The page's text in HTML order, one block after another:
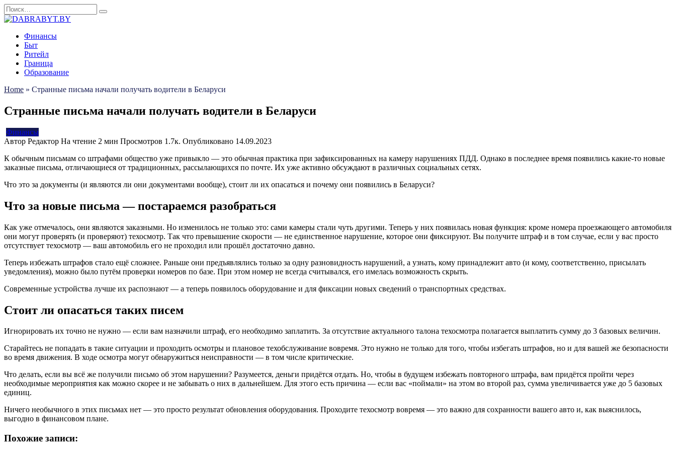
Перейти
к
Search
for:
Финансы
Быт
Ритейл
Граница
Образование
Home » Странные письма начали получать водители в Беларуси
Странные письма начали получать водители в Беларуси
Финансы
Автор Редактор На чтение 2 мин Просмотров 1.7к. Опубликовано 14.09.2023
К обычным письмам со штрафами общество уже привыкло — это обычная практика при зафиксированных на камеру нарушениях ПДД. Однако в последнее время появились какие-то новые
заказные письма, отличающиеся от традиционных, рассылающихся по почте. Их уже активно обсуждают в различных социальных сетях.
Что это за документы (и являются ли они документами вообще), стоит ли их опасаться и почему они появились в Беларуси?
Что за новые письма — постараемся разобраться
Как уже отмечалось, они являются заказными. Но изменилось не только это: сами камеры стали чуть другими. Теперь у них появилась новая функция: кроме номера проезжающего автомобиля
они могут проверять (и проверяют) техосмотр. Так что превышение скорости — не единственное нарушение, которое они фиксируют. Вы получите штраф и в том случае, если у вас просто
отсутствует техосмотр — ваш автомобиль его не проходил или прошёл достаточно давно.
Теперь избежать штрафов стало ещё сложнее. Раньше они предъявлялись только за одну разновидность нарушений, а узнать, кому принадлежит авто (и кому, соответственно, присылать
уведомления), можно было путём проверки номеров по базе. При этом номер не всегда считывался, его имелась возможность скрыть.
Современные устройства лучше их распознают — а теперь появилось оборудование и для фиксации новых сведений о транспортных средствах.
Стоит ли опасаться таких писем
Игнорировать их точно не нужно — если вам назначили штраф, его необходимо заплатить. За отсутствие актуального талона техосмотра полагается выплатить сумму до 3 базовых величин.
Старайтесь не попадать в такие ситуации и проходить осмотры и плановое техобслуживание вовремя. Это нужно не только для того, чтобы избегать штрафов, но и для вашей же безопасности
во время движения. В ходе осмотра могут обнаружиться неисправности — в том числе критические.
Что делать, если вы всё же получили письмо об этом нарушении? Разумеется, деньги придётся отдать. Но, чтобы в будущем избежать повторного штрафа, вам придётся пройти через
необходимые мероприятия как можно скорее и не забывать о них в дальнейшем. Для этого есть причина — если вас «поймали» на этом во второй раз, сумма увеличивается уже до 5 базовых
единиц.
Ничего необычного в этих письмах нет — это просто результат обновления оборудования. Проходите техосмотр вовремя — это важно для сохранности вашего авто и, как выяснилось,
выгодно в финансовом плане.
Похожие записи: